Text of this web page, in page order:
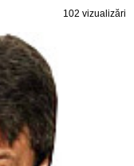
102 vizualizări